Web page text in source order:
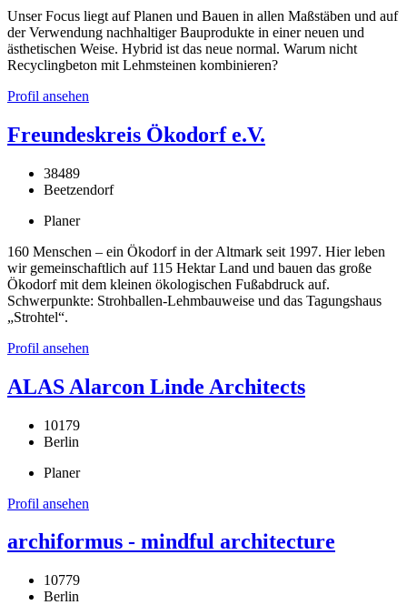
Unser Focus liegt auf Planen und Bauen in allen Maßstäben und auf
der Verwendung nachhaltiger Bauprodukte in einer neuen und
ästhetischen Weise. Hybrid ist das neue normal. Warum nicht
Recyclingbeton mit Lehmsteinen kombinieren?
Profil ansehen
Freundeskreis Ökodorf e.V.
38489
Beetzendorf
Planer
160 Menschen – ein Ökodorf in der Altmark seit 1997. Hier leben
wir gemeinschaftlich auf 115 Hektar Land und bauen das große
Ökodorf mit dem kleinen ökologischen Fußabdruck auf.
Schwerpunkte: Strohballen-Lehmbauweise und das Tagungshaus
„Strohtel“.
Profil ansehen
ALAS Alarcon Linde Architects
10179
Berlin
Planer
Profil ansehen
archiformus - mindful architecture
10779
Berlin